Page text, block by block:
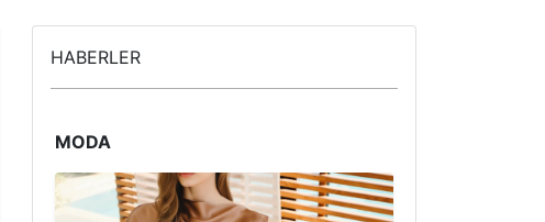
HABERLER
MODA